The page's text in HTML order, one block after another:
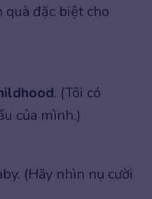
đặc biệt cho
. (Tôi có
của mình.)
(Hãy nhìn nụ cười